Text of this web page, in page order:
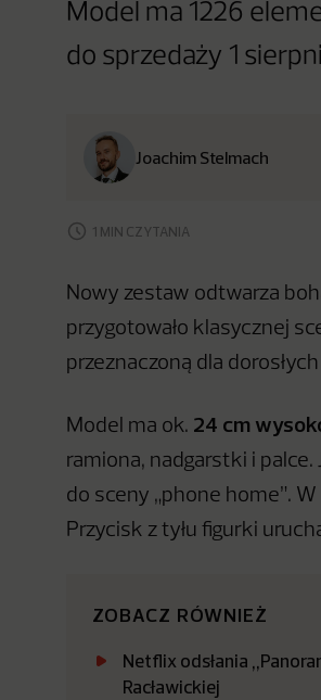
Model ma 1226
do sprzedaży 1
Joachim Stelmach
1 MIN CZYTANIA
Nowy zestaw odtwarza
przygotowało klasycznej
przeznaczoną dla
Model ma ok. 24 cm
ramiona, nadgarstki i
do sceny „phone home”.
Przycisk z tyłu figurki
ZOBACZ RÓWNIEŻ
Netflix odsłania
Racławickiej